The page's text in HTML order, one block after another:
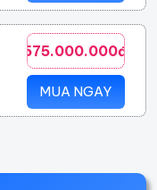
575.000.000đ
MUA NGAY